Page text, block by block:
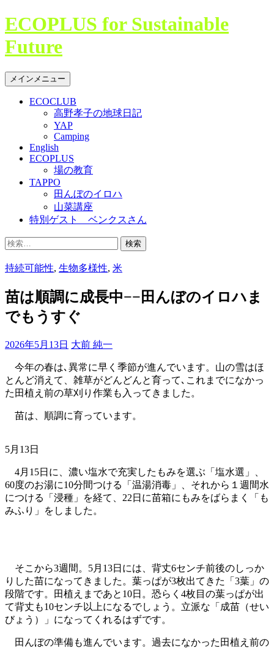
コ
ン
テ
ン
ツ
へ
ECOPLUS for Sustainable
Future
検
索
メインメニュー
ECOCLUB
高野孝子の地球日記
YAP
Camping
English
ECOPLUS
場の教育
TAPPO
田んぼのイロハ
山菜講座
特別ゲスト ベンクスさん
検
持続可能性, 生物多様性, 米
苗は順調に成長中−−田んぼのイロハま
でもうすぐ
2026年5月13日 大前 純一
今年の春は､異常に早く季節が進んでいます。山の雪はほ
とんど消えて、雑草がどんどんと育って､これまでになかっ
た田植え前の草刈り作業も入ってきました。
苗は、順調に育っています。
5月13日
4月15日に、濃い塩水で充実したもみを選ぶ「塩水選」、
60度のお湯に10分間つける「温湯消毒」、それから１週間水
につける「浸種」を経て、22日に苗箱にもみをばらまく「も
みふり」をしました。
そこから3週間。5月13日には、背丈6センチ前後のしっか
りした苗になってきました。葉っぱが3枚出てきた「3葉」の
段階です。田植えまであと10日。恐らく4枚目の葉っぱが出
て背丈も10センチ以上になるでしょう。立派な「成苗（せい
びょう）」になってくれるはずです。
田んぼの準備も進んでいます。過去になかった田植え前の